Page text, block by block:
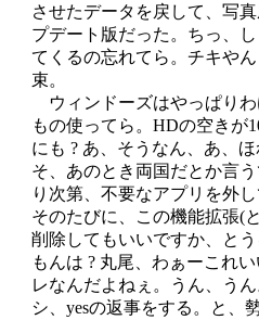
させたデータを戻して、写
プデート版だった。ちっ、
てくるの忘れてら。チキや
束。
ウィンドーズはやっぱり
もの使ってら。HDの空きが
にも ? あ、そうなん、あ、
そ、あのとき両国だとか言
り次第、不要なアプリを外
そのたびに、この機能拡張(
削除してもいいですか、と
もんは ? 丸尾、わぁーこれ
レなんだよねぇ。うん、う
シ、yesの返事をする。と、